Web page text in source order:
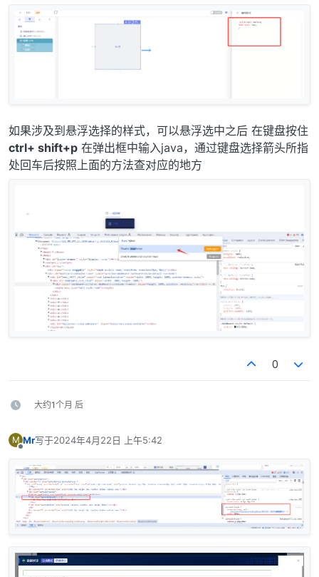
如果涉及到悬浮选择的样式，可以悬浮选中之后 在键盘按住
ctrl+ shift+p 在弹出框中输入java，通过键盘选择箭头所指
处回车后按照上面的方法查对应的地方
0
大约1个月 后
M Mr写于2024年4月22日 上午5:42
最后由 编辑